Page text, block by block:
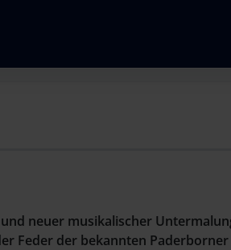
neuer musikalischer
Feder der bekannten